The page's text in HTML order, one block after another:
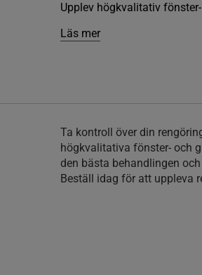
Upplev högkvalitativ
Läs mer
Ta kontroll över din
högkvalitativa fönster- och
den bästa behandlingen
Beställ idag för att uppleva